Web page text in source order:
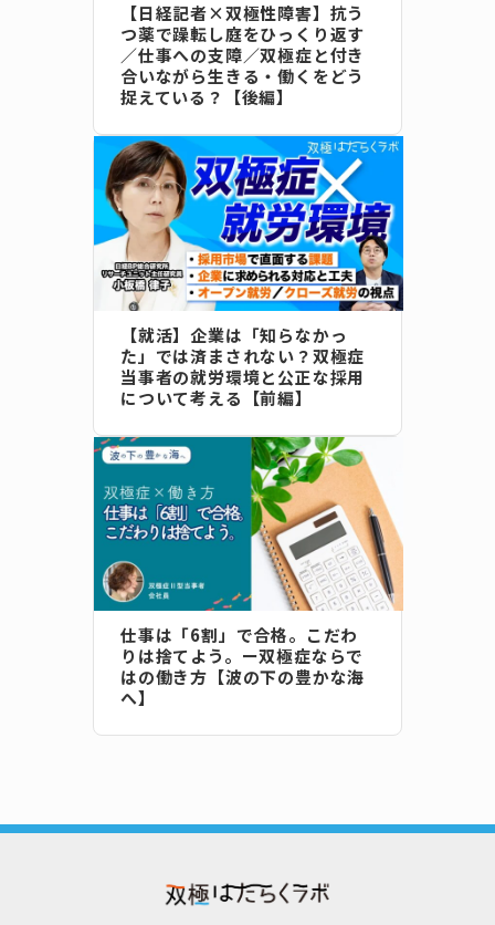
【日経記者×双極性障害】抗う
つ薬で躁転し庭をひっくり返す
／仕事への支障／双極症と付き
合いながら生きる・働くをどう
捉えている？【後編】
【就活】企業は「知らなかっ
た」では済まされない？双極症
当事者の就労環境と公正な採用
について考える【前編】
仕事は「6割」で合格。こだわ
りは捨てよう。ー双極症ならで
はの働き方【波の下の豊かな海
へ】